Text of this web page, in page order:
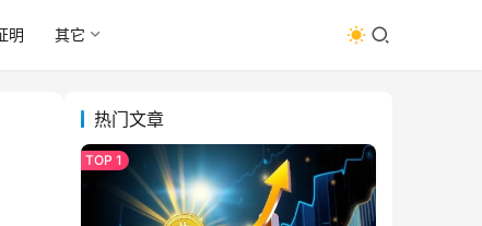
明 其它
热门文章